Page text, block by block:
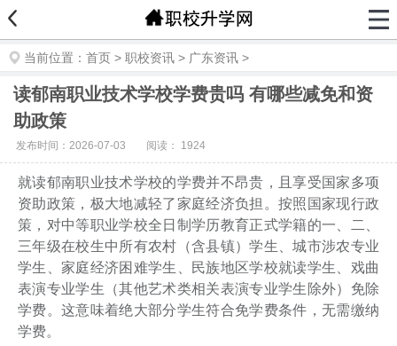
当前位置： 首页 > 职校资讯 > 广东资讯 >
读郁南职业技术学校学费贵吗 有哪些减免和资
助政策
发布时间：2026-07-03 阅读： 1924
就读郁南职业技术学校的学费并不昂贵，且享受国家多项
资助政策，极大地减轻了家庭经济负担。按照国家现行政
策，对中等职业学校全日制学历教育正式学籍的一、二、
三年级在校生中所有农村（含县镇）学生、城市涉农专业
学生、家庭经济困难学生、民族地区学校就读学生、戏曲
表演专业学生（其他艺术类相关表演专业学生除外）免除
学费。这意味着绝大部分学生符合免学费条件，无需缴纳
学费。